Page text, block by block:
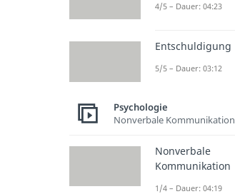
4/5 – Dauer: 04:23
Entschuldigung
5/5 – Dauer: 03:12
Psychologie
Nonverbale Kommunikation
Nonverbale
Kommunikation
1/4 – Dauer: 04:19